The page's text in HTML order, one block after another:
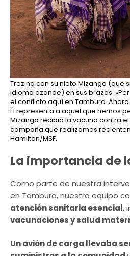
Trezina con su nieto Mizanga (que
idioma azande) en sus brazos.
el conflicto aquí en Tambura.
Él representa a aquel que hemos
Mizanga recibió la vacuna contra
campaña que realizamos
Hamilton/MSF.
La importancia de
Como parte de nuestra
en Tambura, nuestro equipo
atención sanitaria esencial,
vacunaciones y salud
Un avión de carga llevaba